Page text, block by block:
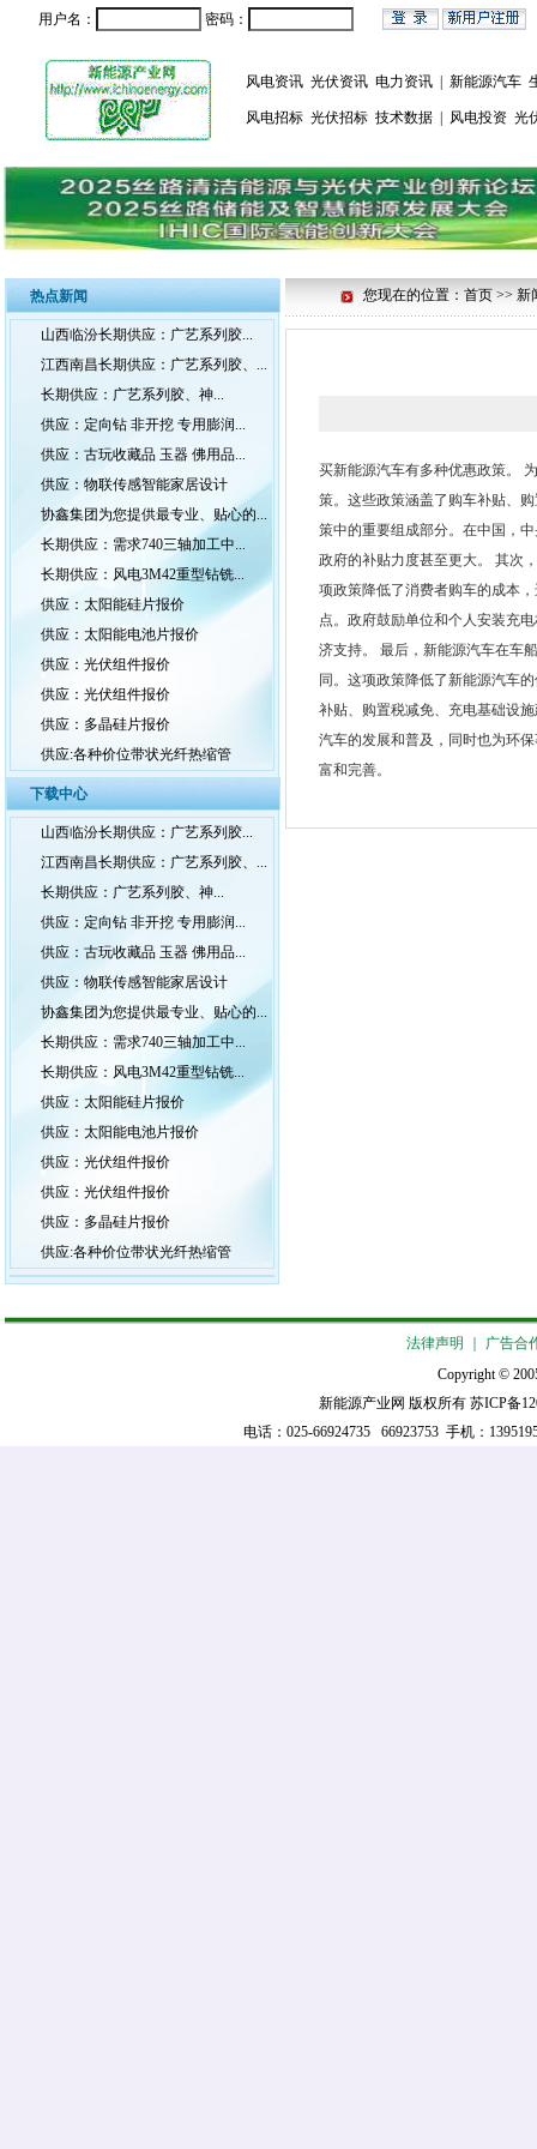
用户名： 密码：
风电资讯 光伏资讯 电力资讯 新能源汽车
风电招标 光伏招标 技术数据 风电投资 光
热点新闻
山西临汾长期供应：广艺系列胶...
江西南昌长期供应：广艺系列胶、...
长期供应：广艺系列胶、神...
供应：定向钻 非开挖 专用膨润...
供应：古玩收藏品 玉器 佛用品...
供应：物联传感智能家居设计
协鑫集团为您提供最专业、贴心的...
长期供应：需求740三轴加工中...
长期供应：风电3M42重型钻铣...
供应：太阳能硅片报价
供应：太阳能电池片报价
供应：光伏组件报价
供应：光伏组件报价
供应：多晶硅片报价
供应:各种价位带状光纤热缩管
下载中心
山西临汾长期供应：广艺系列胶...
江西南昌长期供应：广艺系列胶、...
长期供应：广艺系列胶、神...
供应：定向钻 非开挖 专用膨润...
供应：古玩收藏品 玉器 佛用品...
供应：物联传感智能家居设计
协鑫集团为您提供最专业、贴心的...
长期供应：需求740三轴加工中...
长期供应：风电3M42重型钻铣...
供应：太阳能硅片报价
供应：太阳能电池片报价
供应：光伏组件报价
供应：光伏组件报价
供应：多晶硅片报价
供应:各种价位带状光纤热缩管
您现在的位置：首页 >> 新
买新能源汽车有多种优惠政策。
策。这些政策涵盖了购车补贴、
策中的重要组成部分。在中国，
政府的补贴力度甚至更大。 其次
项政策降低了消费者购车的成本
点。政府鼓励单位和个人安装充
济支持。 最后，新能源汽车在车
同。这项政策降低了新能源汽车
补贴、购置税减免、充电基础设
汽车的发展和普及，同时也为环
富和完善。
法律声明
广告合
Copyright ©
新能源产业网 版权所有 苏ICP备
电话：025-66924735 66923753 手机：